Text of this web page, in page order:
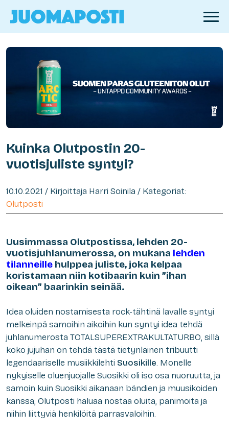
Kuinka Olutpostin 20-
vuotisjuliste syntyi?
10.10.2021 / Kirjoittaja Harri Soinila / Kategoriat:
Olutposti
Uusimmassa Olutpostissa, lehden 20-
vuotisjuhlanumerossa, on mukana lehden
tilanneille hulppea juliste, joka kelpaa
koristamaan niin kotibaarin kuin ”ihan
oikean” baarinkin seinää.
Idea oluiden nostamisesta rock-tähtinä lavalle syntyi
melkeinpä samoihin aikoihin kun syntyi idea tehdä
juhlanumerosta TOTALSUPEREXTRAKULTATURBO, sillä
koko jujuhan on tehdä tästä tietynlainen tribuutti
legendaariselle musiikkilehti Suosikille. Monelle
nykyiselle oluenjuojalle Suosikki oli iso osa nuoruutta, ja
samoin kuin Suosikki aikanaan bändien ja muusikoiden
kanssa, Olutposti haluaa nostaa oluita, panimoita ja
niihin liittyviä henkilöitä parrasvaloihin.